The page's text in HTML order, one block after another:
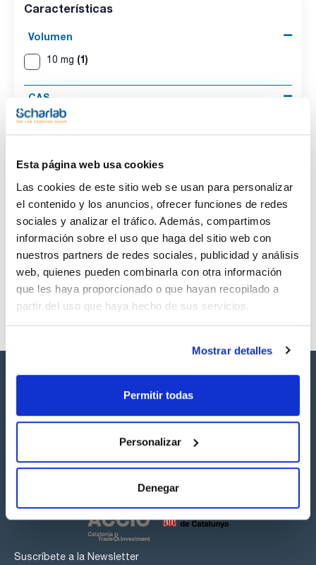
Esta página web usa cookies
Las cookies de este sitio web se usan para personalizar
el contenido y los anuncios, ofrecer funciones de redes
sociales y analizar el tráfico. Además, compartimos
información sobre el uso que haga del sitio web con
nuestros partners de redes sociales, publicidad y análisis
web, quienes pueden combinarla con otra información
que les haya proporcionado o que hayan recopilado a
partir del uso que haya hecho de sus servicios.
Mostrar detalles
Permitir todas
Personalizar
Denegar
Características
Volumen
10 mg (1)
CAS
[2050-68-2]
10 mg [2050-68-2]
Referencia
SBPCB01510
Envase
x10mg
Precio
Comprar
Disponibilidad
Ver stock
Síguenos:
Suscríbete a la Newsletter